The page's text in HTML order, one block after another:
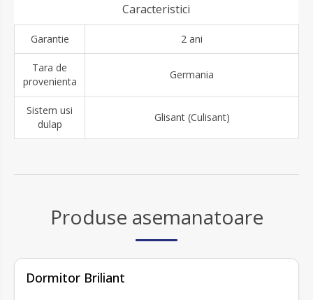
Caracteristici
Garantie 2 ani
Tara de
provenienta
Germania
Sistem usi
dulap
Glisant (Culisant)
Produse asemanatoare
Dormitor Briliant